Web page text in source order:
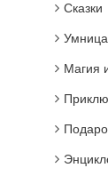
Сказки
Умница
Магия